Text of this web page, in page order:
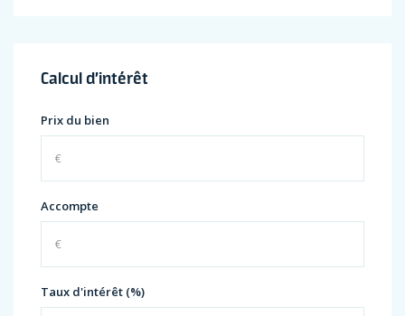
Calcul d’intérêt
Prix du bien
Accompte
Taux d'intérêt (%)